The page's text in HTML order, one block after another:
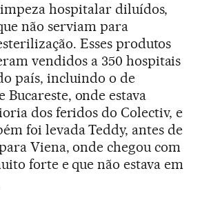
hospitalar diluídos,
não serviam para
Esses produtos
vendidos a 350 hospitais
país, incluindo o de
Bucareste, onde estava
dos feridos do Colectiv, e
foi levada Teddy, antes de
Viena, onde chegou com
forte e que não estava em